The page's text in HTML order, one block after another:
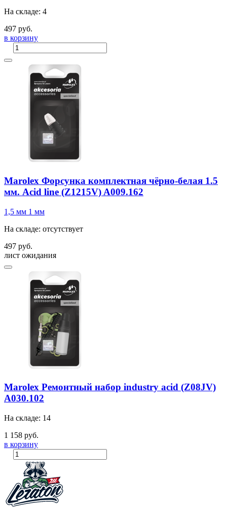
На складе: 4
497 руб.
в корзину
Marolex Форсунка комплектная чёрно-белая 1.5
мм. Acid line (Z1215V) A009.162
1,5 мм 1 мм
На складе: отсутствует
497 руб.
лист ожидания
Marolex Ремонтный набор industry acid (Z08JV)
A030.102
На складе: 14
1 158 руб.
в корзину